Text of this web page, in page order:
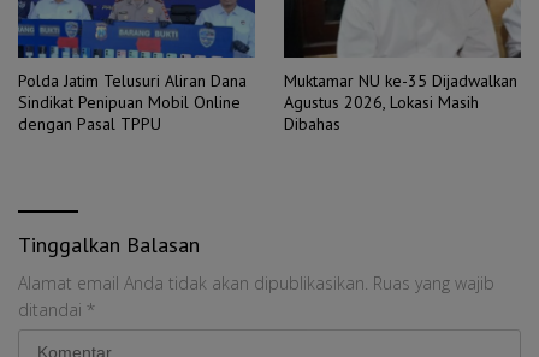
Polda Jatim Telusuri Aliran Dana
Sindikat Penipuan Mobil Online
dengan Pasal TPPU
Muktamar NU ke-35 Dijadwalkan
Agustus 2026, Lokasi Masih
Dibahas
Tinggalkan Balasan
Alamat email Anda tidak akan dipublikasikan. Ruas yang wajib
ditandai *